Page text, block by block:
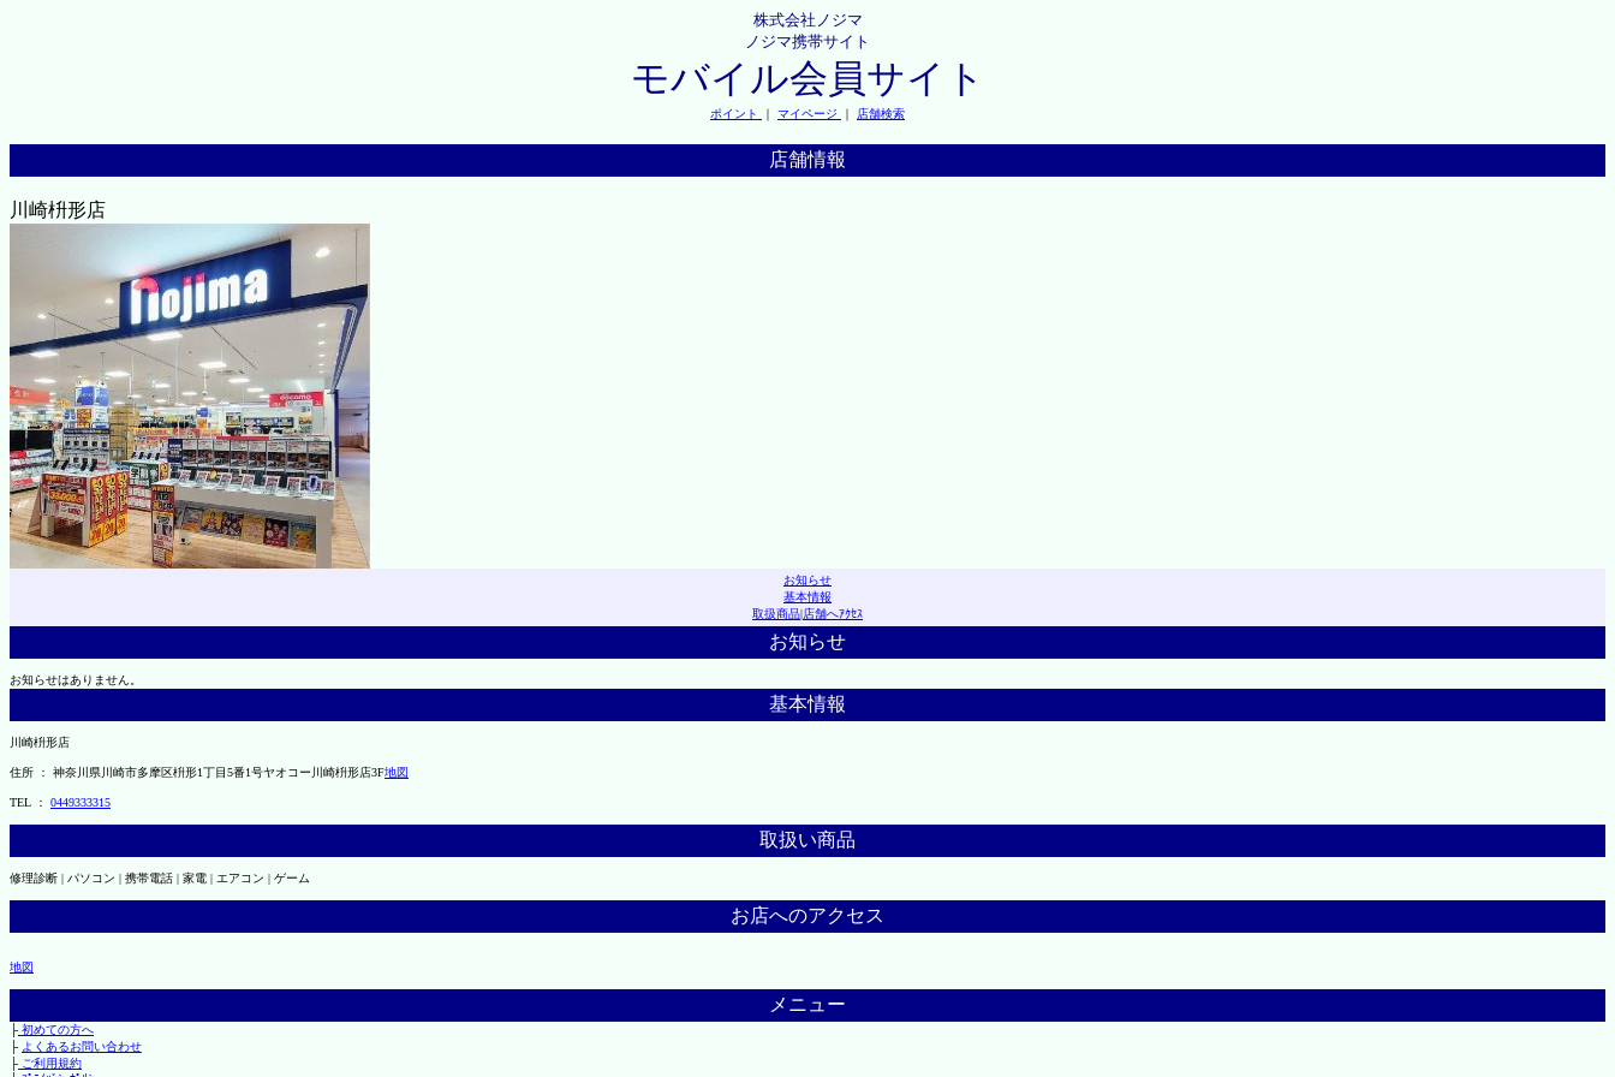
株式会社ノジマ
ノジマ携帯サイト
モバイル会員サイト
ポイント ｜ マイページ ｜ 店舗検索
店舗情報
川崎枡形店
お知らせ
基本情報
取扱商品|店舗へｱｸｾｽ
お知らせ
お知らせはありません。
基本情報
川崎枡形店
住所 ： 神奈川県川崎市多摩区枡形1丁目5番1号ヤオコー川崎枡形店3F地図
TEL ： 0449333315
取扱い商品
修理診断 | パソコン | 携帯電話 | 家電 | エアコン | ゲーム
お店へのアクセス
地図
メニュー
├初めての方へ
├ よくあるお問い合わせ
├ご利用規約